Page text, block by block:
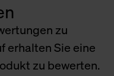
zu
erhalten Sie eine
zu bewerten.